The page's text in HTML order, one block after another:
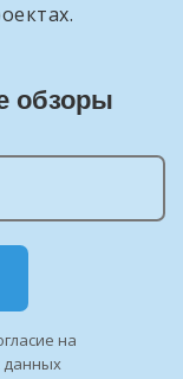
обзоры
на
данных